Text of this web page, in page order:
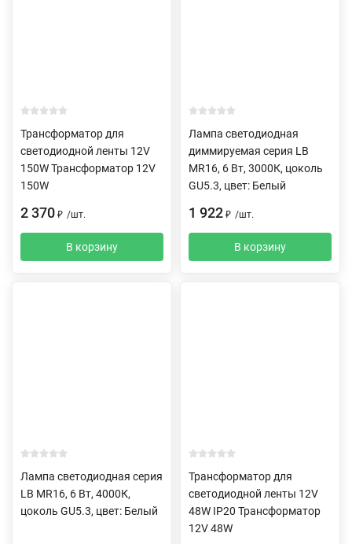
Трансформатор для
светодиодной ленты 12V
150W Трансформатор 12V
150W
2 370 ₽ /шт.
В корзину
Лампа светодиодная
диммируемая серия LB
MR16, 6 Вт, 3000К, цоколь
GU5.3, цвет: Белый
1 922 ₽ /шт.
В корзину
Лампа светодиодная серия
LB MR16, 6 Вт, 4000К,
цоколь GU5.3, цвет: Белый
Трансформатор для
светодиодной ленты 12V
48W IP20 Трансформатор
12V 48W